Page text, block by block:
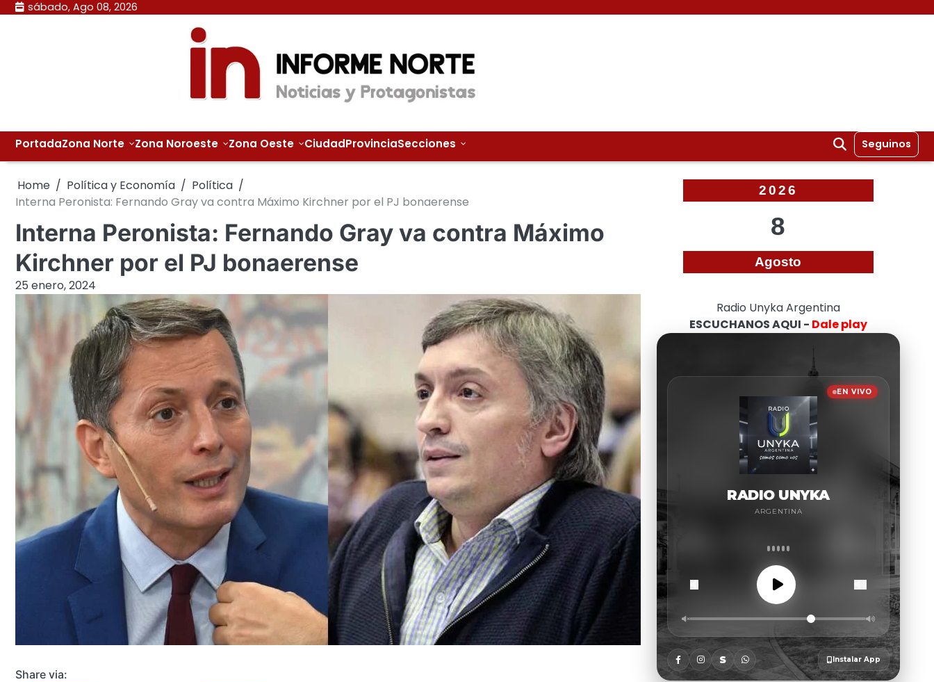
Skip sábado, Ago 08, 2026
PortadaZona Norte Zona Noroeste Zona Oeste CiudadProvinciaSecciones Seguinos
Home Política y Economía
Política
Interna Peronista: Fernando Gray va contra Máximo Kirchner por el PJ bonaerense
Interna Peronista: Fernando Gray va contra Máximo
Kirchner por el PJ bonaerense
25 enero, 2024
Share via:
2026
8
Agosto
Radio Unyka Argentina
ESCUCHANOS AQUI - Dale play